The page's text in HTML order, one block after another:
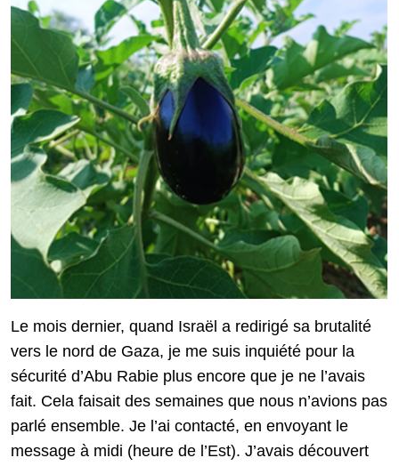
Le mois dernier, quand Israël a redirigé sa brutalité
vers le nord de Gaza, je me suis inquiété pour la
sécurité d’Abu Rabie plus encore que je ne l’avais
fait. Cela faisait des semaines que nous n’avions pas
parlé ensemble. Je l’ai contacté, en envoyant le
message à midi (heure de l’Est). J’avais découvert